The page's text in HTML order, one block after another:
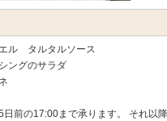
ル タルタルソース
ングのサラダ
日前の17:00まで承ります。 それ以